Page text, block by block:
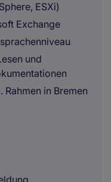
ESXi)
Exchange
und
in Bremen